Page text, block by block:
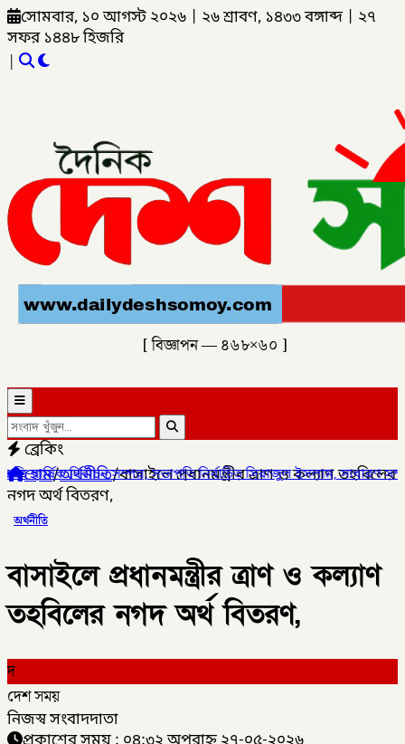
সোমবার, ১০ আগস্ট ২০২৬ ২৬ শ্রাবণ, ১৪৩৩ বঙ্গাব্দ
২৭
সফর ১৪৪৮ হিজরি
|
[ বিজ্ঞাপন — ৪৬৮×৬০ ]
ব্রেকিং
সভাপতি নির্বাচিত সিরাজুল ইসলাম, সাধারণ সম্পাদক হামিদুর
হোম/অর্থনীতি/বাসাইলে প্রধানমন্ত্রীর ত্রাণ ও কল্যাণ তহবিলের
নগদ অর্থ বিতরণ,
অর্থনীতি
বাসাইলে প্রধানমন্ত্রীর ত্রাণ ও কল্যাণ
তহবিলের নগদ অর্থ বিতরণ,
দ
দেশ সময়
নিজস্ব সংবাদদাতা